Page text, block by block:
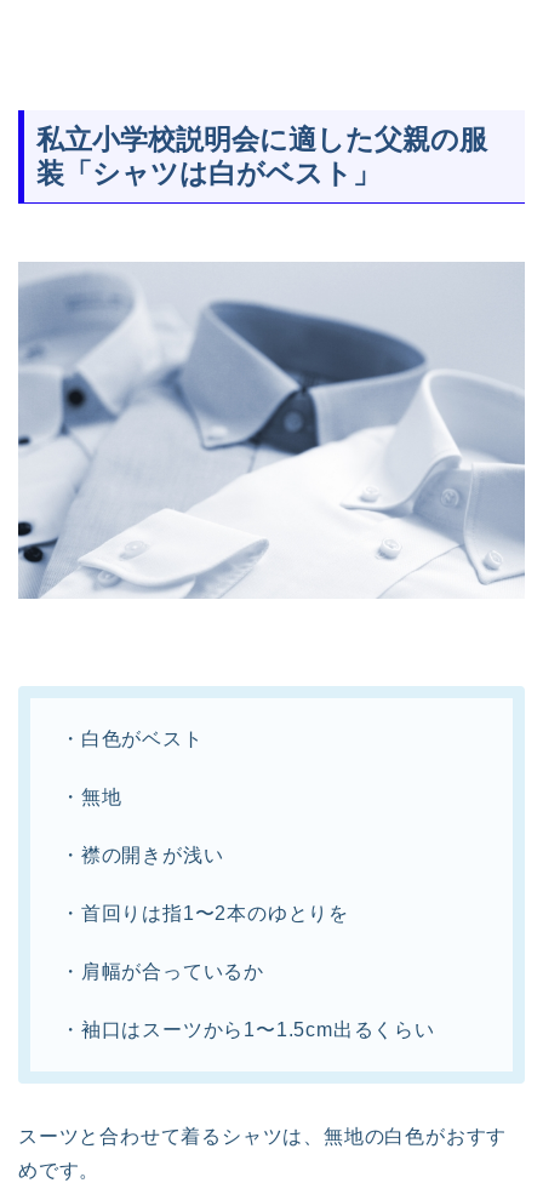
私立小学校説明会に適した父親の服
装「シャツは白がベスト」
・白色がベスト
・無地
・襟の開きが浅い
・首回りは指1〜2本のゆとりを
・肩幅が合っているか
・袖口はスーツから1〜1.5cm出るくらい
スーツと合わせて着るシャツは、無地の白色がおすす
めです。